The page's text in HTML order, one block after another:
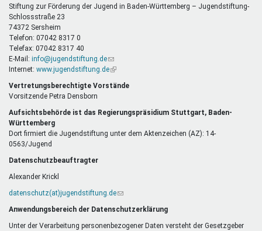
Mail)
Stiftung zur Förderung der Jugend in Baden-Württemberg – Jugendstiftung-
Schlossstraße 23
74372 Sersheim
Telefon: 07042 8317 0
Telefax: 07042 8317 40
E-Mail: info@jugendstiftung.de(Link
sendet
Mail)
Internet: www.jugendstiftung.de(Link
extern)
Vertretungsberechtigte Vorstände
Vorsitzende Petra Densborn
Aufsichtsbehörde ist das Regierungspräsidium Stuttgart, Baden-
Württemberg
Dort firmiert die Jugendstiftung unter dem Aktenzeichen (AZ): 14-
0563/Jugend
Datenschutzbeauftragter
Alexander Krickl
datenschutz(at)jugendstiftung.de(Link
E-
Mail)
Anwendungsbereich der Datenschutzerklärung
Unter der Verarbeitung personenbezogener Daten versteht der Gesetzgeber